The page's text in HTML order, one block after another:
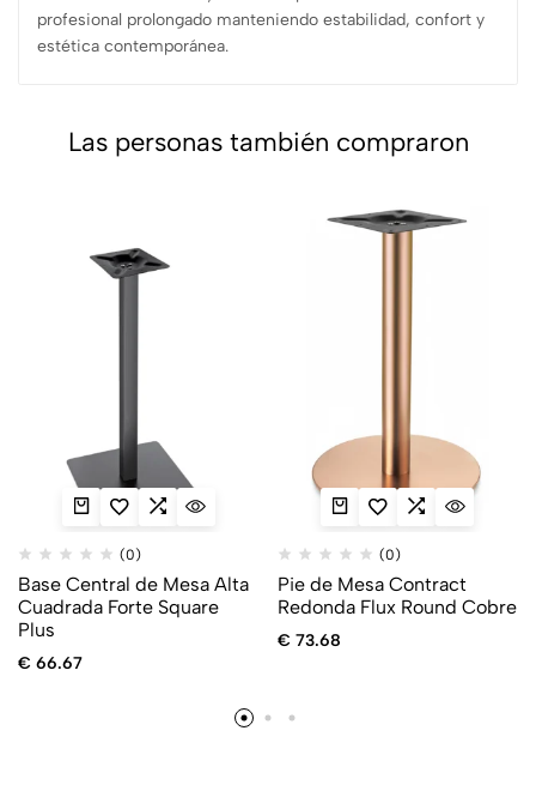
profesional prolongado manteniendo estabilidad, confort y
estética contemporánea.
Las personas también compraron
(0)
Base Central de Mesa Alta
Cuadrada Forte Square
Plus
€ 66.67
(0)
Pie de Mesa Contract
Redonda Flux Round Cobre
€ 73.68